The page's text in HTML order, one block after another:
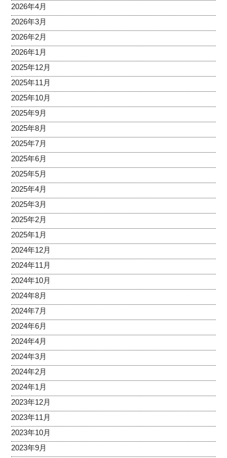
2026年4月
2026年3月
2026年2月
2026年1月
2025年12月
2025年11月
2025年10月
2025年9月
2025年8月
2025年7月
2025年6月
2025年5月
2025年4月
2025年3月
2025年2月
2025年1月
2024年12月
2024年11月
2024年10月
2024年8月
2024年7月
2024年6月
2024年4月
2024年3月
2024年2月
2024年1月
2023年12月
2023年11月
2023年10月
2023年9月